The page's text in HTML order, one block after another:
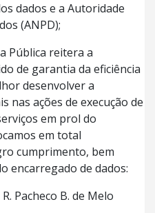
dados e a Autoridade
(ANPD);
Pública reitera a
de garantia da eficiência
desenvolver a
nas ações de execução de
em prol do
em total
cumprimento, bem
encarregado de dados:
Pacheco B. de Melo